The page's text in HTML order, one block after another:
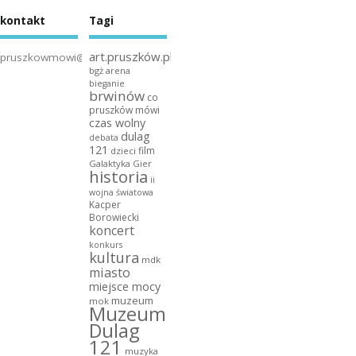
kontakt
pruszkowmowi@gmail.com
Tagi
art.pruszków.pl
bgż arena
bieganie
brwinów co
pruszków mówi
czas wolny
debata dulag
121 dzieci film
Galaktyka Gier
historia ii
wojna światowa
Kacper
Borowiecki
koncert
konkurs
kultura mdk
miasto
miejsce mocy
mok muzeum
Muzeum
Dulag
121 muzyka